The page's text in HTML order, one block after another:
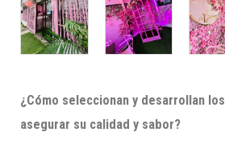
¿Cómo seleccionan y desarrollan
asegurar su calidad y sabor?